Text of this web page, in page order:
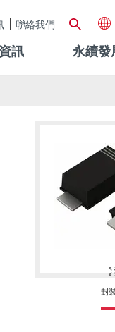
聯絡我們
訊 永續發
封